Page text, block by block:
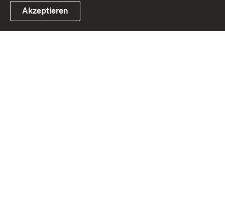
Link zum Landesportal
Akzeptieren